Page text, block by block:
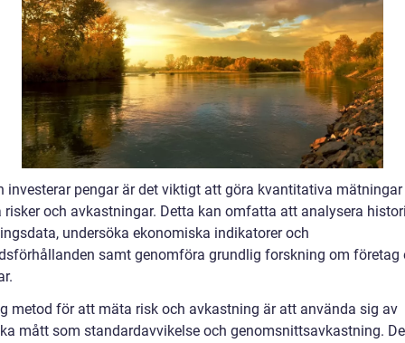
investerar pengar är det viktigt att göra kvantitativa
risker och avkastningar. Detta kan omfatta att analysera
undersöka ekonomiska indikatorer och
samt genomföra grundlig forskning om företag
metod för att mäta risk och avkastning är att använda sig av
mått som standardavvikelse och genomsnittsavkastning.